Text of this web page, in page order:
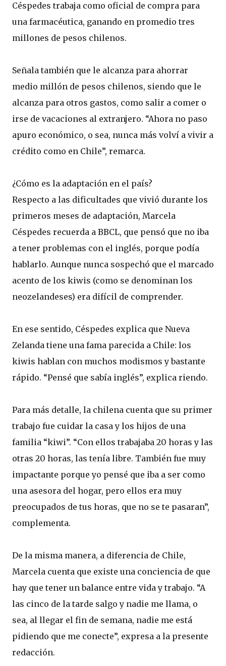
Céspedes trabaja como oficial de compra para
una farmacéutica, ganando en promedio tres
millones de pesos chilenos.
Señala también que le alcanza para ahorrar
medio millón de pesos chilenos, siendo que le
alcanza para otros gastos, como salir a comer o
irse de vacaciones al extranjero. “Ahora no paso
apuro económico, o sea, nunca más volví a vivir a
crédito como en Chile”, remarca.
¿Cómo es la adaptación en el país?
Respecto a las dificultades que vivió durante los
primeros meses de adaptación, Marcela
Céspedes recuerda a BBCL, que pensó que no iba
a tener problemas con el inglés, porque podía
hablarlo. Aunque nunca sospechó que el marcado
acento de los kiwis (como se denominan los
neozelandeses) era difícil de comprender.
En ese sentido, Céspedes explica que Nueva
Zelanda tiene una fama parecida a Chile: los
kiwis hablan con muchos modismos y bastante
rápido. “Pensé que sabía inglés”, explica riendo.
Para más detalle, la chilena cuenta que su primer
trabajo fue cuidar la casa y los hijos de una
familia “kiwi”. “Con ellos trabajaba 20 horas y las
otras 20 horas, las tenía libre. También fue muy
impactante porque yo pensé que iba a ser como
una asesora del hogar, pero ellos era muy
preocupados de tus horas, que no se te pasaran”,
complementa.
De la misma manera, a diferencia de Chile,
Marcela cuenta que existe una conciencia de que
hay que tener un balance entre vida y trabajo. “A
las cinco de la tarde salgo y nadie me llama, o
sea, al llegar el fin de semana, nadie me está
pidiendo que me conecte”, expresa a la presente
redacción.